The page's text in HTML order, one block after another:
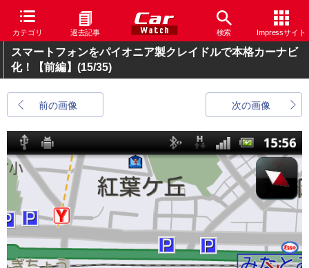
カテゴリ 過去記事 検索 Impressサイト
スマートフォンをパイオニア製クレイドルで本格カーナビ
化！【前編】 (15/35)
前の画像 次の画像